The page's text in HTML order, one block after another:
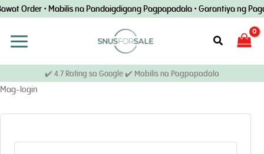
Laktawan
ang
nilalaman
Order • Mabilis na Pandaigdigang Pagpapadala • Garantiya ng
Maghanap
✔️ 4.7 Rating sa Google ✔️ Mabilis na Pagpapadala
Mag-login